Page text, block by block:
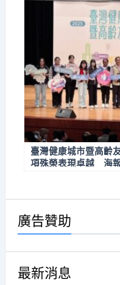
臺灣健康城市暨高齡
項殊榮表現卓越 海
廣告贊助
最新消息